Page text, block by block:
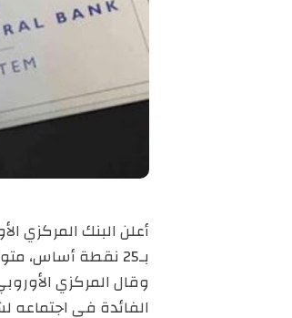
أعلن البنك المركزي
بـ25 نقطة أساس، متوقعاً زيادة أخرى في شهر شتنبر أيلول المقبل.
وقال المركزي
الفائدة في اجتماعه